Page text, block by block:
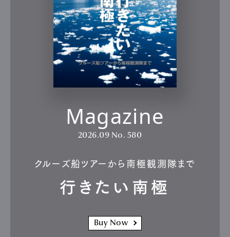
Magazine
2026.09 No. 580
クルーズ船ツアーから南極観測隊まで
行きたい南極
Buy Now